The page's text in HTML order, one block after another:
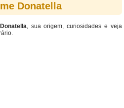
Donatella
Donatella, sua origem, curiosidades e veja